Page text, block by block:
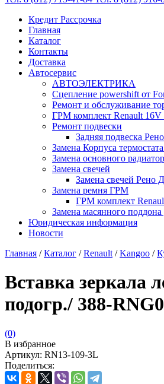
Кредит Рассрочка
Главная
Каталог
Контакты
Доставка
Автосервис
АВТОЭЛЕКТРИКА
Сцепление powershift от
Ремонт и обслуживание
ГРМ комплект Renault
Ремонт подвески
Задняя подвеска
Замена Корпуса
Замена основного
Замена свечей
Замена свечей Рено
Замена ремня ГРМ
ГРМ комплект
Замена масянного
Юридическая информация
Новости
Главная / Каталог / Renault / Kangoo /
Вставка зеркала
подогр./ 388-
(0)
В избранное
Артикул: RN13-109-3L
Поделиться: